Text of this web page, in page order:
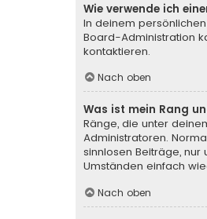
Wie verwende ich
In deinem
Board-Administration
kontaktieren.
Nach oben
Was ist mein Rang
Ränge, die unter
Administratoren.
sinnlosen Beiträge,
Umständen einfach
Nach oben